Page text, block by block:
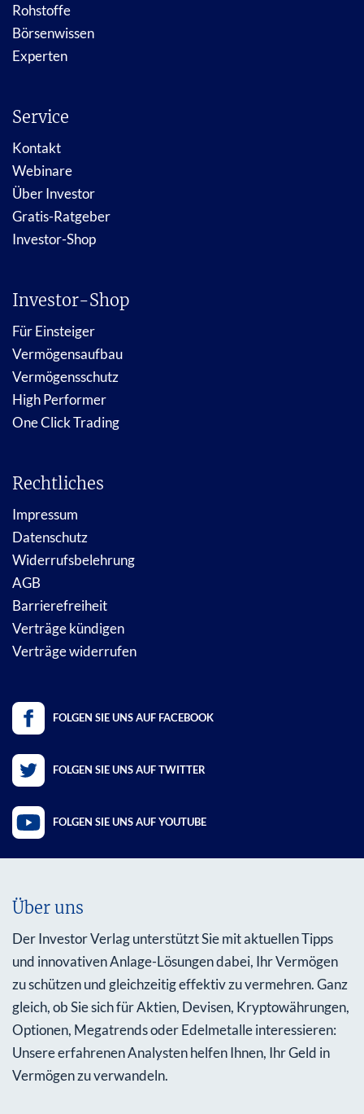
Rohstoffe
Börsenwissen
Experten
Service
Kontakt
Webinare
Über Investor
Gratis-Ratgeber
Investor-Shop
Investor-Shop
Für Einsteiger
Vermögensaufbau
Vermögensschutz
High Performer
One Click Trading
Rechtliches
Impressum
Datenschutz
Widerrufsbelehrung
AGB
Barrierefreiheit
Verträge kündigen
Verträge widerrufen
FOLGEN SIE UNS AUF FACEBOOK
FOLGEN SIE UNS AUF TWITTER
FOLGEN SIE UNS AUF YOUTUBE
Über uns
Der Investor Verlag unterstützt Sie mit aktuellen Tipps
und innovativen Anlage-Lösungen dabei, Ihr Vermögen
zu schützen und gleichzeitig effektiv zu vermehren. Ganz
gleich, ob Sie sich für Aktien, Devisen, Kryptowährungen,
Optionen, Megatrends oder Edelmetalle interessieren:
Unsere erfahrenen Analysten helfen Ihnen, Ihr Geld in
Vermögen zu verwandeln.